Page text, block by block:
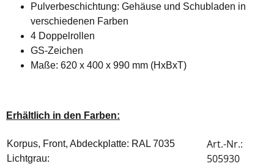
Pulverbeschichtung: Gehäuse und Schubladen in
verschiedenen Farben
4 Doppelrollen
GS-Zeichen
Maße: 620 x 400 x 990 mm (HxBxT)
Erhältlich in den Farben:
Korpus, Front, Abdeckplatte: RAL 7035
Lichtgrau:
Art.-Nr.:
505930